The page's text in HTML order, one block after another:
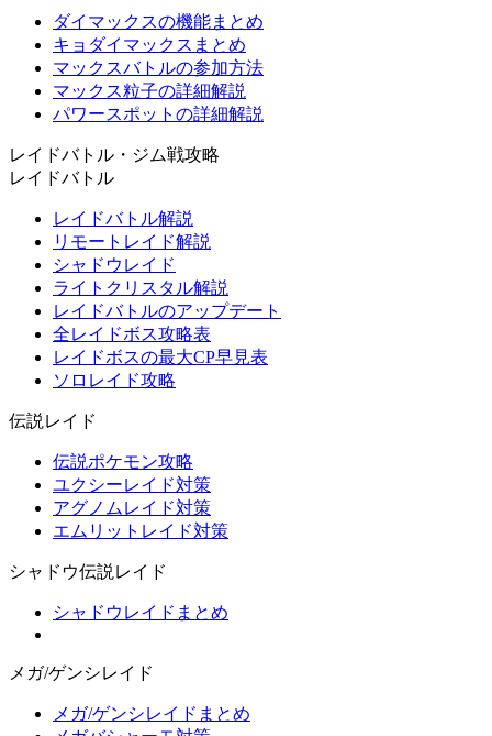
ダイマックスの機能まとめ
キョダイマックスまとめ
マックスバトルの参加方法
マックス粒子の詳細解説
パワースポットの詳細解説
レイドバトル・ジム戦攻略
レイドバトル
レイドバトル解説
リモートレイド解説
シャドウレイド
ライトクリスタル解説
レイドバトルのアップデート
全レイドボス攻略表
レイドボスの最大CP早見表
ソロレイド攻略
伝説レイド
伝説ポケモン攻略
ユクシーレイド対策
アグノムレイド対策
エムリットレイド対策
シャドウ伝説レイド
シャドウレイドまとめ
メガ/ゲンシレイド
メガ/ゲンシレイドまとめ